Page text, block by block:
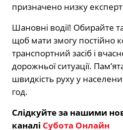
призначено низку
Шановні водії! Обирайте
щоб мати змогу постійно
транспортний засіб і
дорожньої ситуації.
швидкість руху у
год.
Слідкуйте за нашими
каналі Субота Онлайн